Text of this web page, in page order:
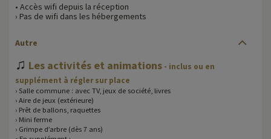
• Accès wifi depuis la réception
› Pas de wifi dans les hébergements
Autre
♫ Les activités et animations - inclus ou en
supplément à régler sur place
› Salle commune : avec TV, jeux de société, livres
› Aire de jeux (extérieure)
› Prêt de ballons, raquettes
› Mini ferme
› Grimpe d’arbre (dès 7 ans)